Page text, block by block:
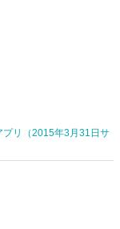
プリ（2015年3月31日サ